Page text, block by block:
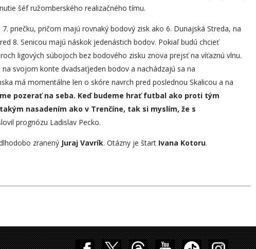
šéf ružomberského realizačného tímu.
priečku, pričom majú rovnaký bodový zisk ako 6. Dunajská Streda, na
8. Senicou majú náskok jedenástich bodov. Pokiaľ budú chcieť
ligových súbojoch bez bodového zisku znova prejsť na víťaznú vlnu.
svojom konte dvadsaťjeden bodov a nachádzajú sa na
má momentálne len o skóre navrch pred poslednou Skalicou a na
pozerať na seba. Keď budeme hrať futbal ako proti tým
nasadením ako v Trenčíne, tak si myslím, že s
prognózu Ladislav Pecko.
zranený Juraj Vavrík. Otázny je štart Ivana Kotoru.